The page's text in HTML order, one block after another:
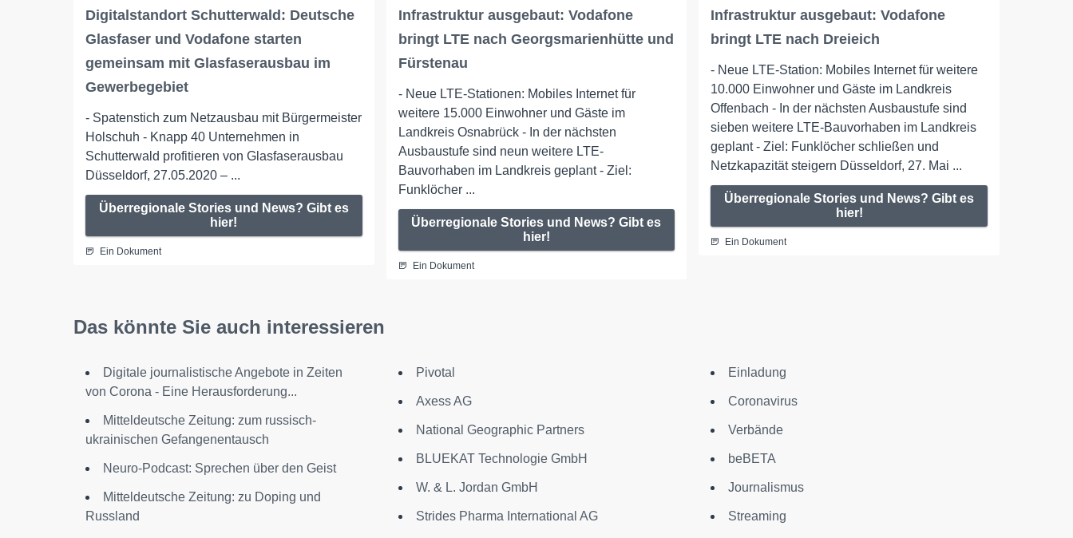
Digitalstandort Schutterwald: Deutsche
Glasfaser und Vodafone starten
gemeinsam mit Glasfaserausbau im
Gewerbegebiet
- Spatenstich zum Netzausbau mit Bürgermeister
Holschuh - Knapp 40 Unternehmen in
Schutterwald profitieren von Glasfaserausbau
Düsseldorf, 27.05.2020 – ...
Überregionale Stories und News? Gibt es
hier!
Ein Dokument
Infrastruktur ausgebaut: Vodafone
bringt LTE nach Georgsmarienhütte und
Fürstenau
- Neue LTE-Stationen: Mobiles Internet für
weitere 15.000 Einwohner und Gäste im
Landkreis Osnabrück - In der nächsten
Ausbaustufe sind neun weitere LTE-
Bauvorhaben im Landkreis geplant - Ziel:
Funklöcher ...
Überregionale Stories und News? Gibt es
hier!
Ein Dokument
Infrastruktur ausgebaut: Vodafone
bringt LTE nach Dreieich
- Neue LTE-Station: Mobiles Internet für weitere
10.000 Einwohner und Gäste im Landkreis
Offenbach - In der nächsten Ausbaustufe sind
sieben weitere LTE-Bauvorhaben im Landkreis
geplant - Ziel: Funklöcher schließen und
Netzkapazität steigern Düsseldorf, 27. Mai ...
Überregionale Stories und News? Gibt es
hier!
Ein Dokument
Das könnte Sie auch interessieren
Digitale journalistische Angebote in Zeiten
von Corona - Eine Herausforderung...
Mitteldeutsche Zeitung: zum russisch-
ukrainischen Gefangenentausch
Neuro-Podcast: Sprechen über den Geist
Mitteldeutsche Zeitung: zu Doping und
Russland
Pivotal
Axess AG
National Geographic Partners
BLUEKAT Technologie GmbH
W. & L. Jordan GmbH
Strides Pharma International AG
Einladung
Coronavirus
Verbände
beBETA
Journalismus
Streaming